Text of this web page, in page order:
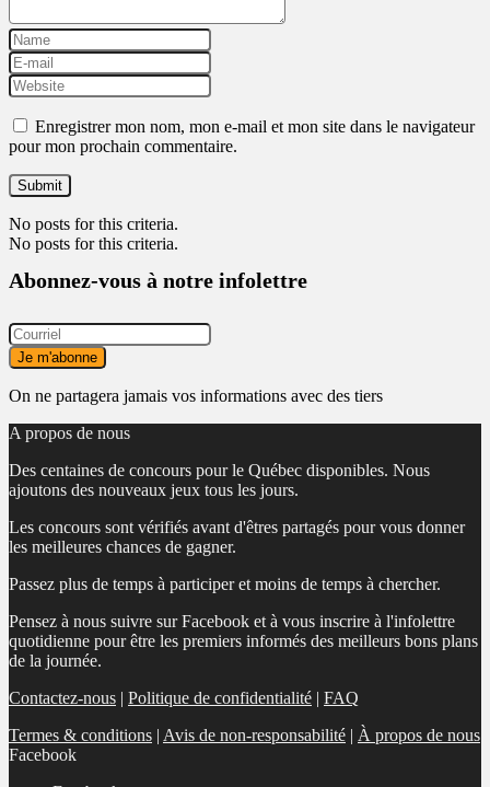
Enregistrer mon nom, mon e-mail et mon site dans le navigateur
pour mon prochain commentaire.
No posts for this criteria.
No posts for this criteria.
Abonnez-vous à notre infolettre
On ne partagera jamais vos informations avec des tiers
A propos de nous
Des centaines de concours pour le Québec disponibles. Nous
ajoutons des nouveaux jeux tous les jours.
Les concours sont vérifiés avant d'êtres partagés pour vous donner
les meilleures chances de gagner.
Passez plus de temps à participer et moins de temps à chercher.
Pensez à nous suivre sur Facebook et à vous inscrire à l'infolettre
quotidienne pour être les premiers informés des meilleurs bons plans
de la journée.
Contactez-nous | Politique de confidentialité | FAQ
Termes & conditions | Avis de non-responsabilité | À propos de nous
Facebook